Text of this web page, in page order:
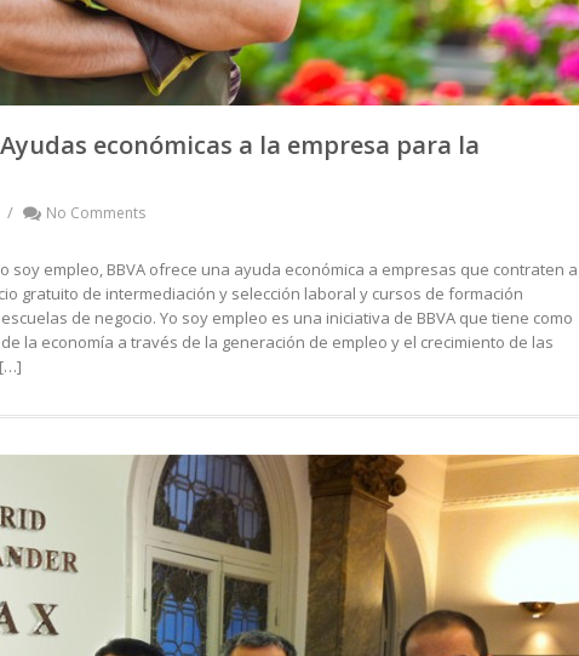
económicas a la empresa para la
/ No Comments
soy empleo, BBVA ofrece una ayuda económica a empresas que contraten a
gratuito de intermediación y selección laboral y cursos de formación
de negocio. Yo soy empleo es una iniciativa de BBVA que tiene como
la economía a través de la generación de empleo y el crecimiento de las